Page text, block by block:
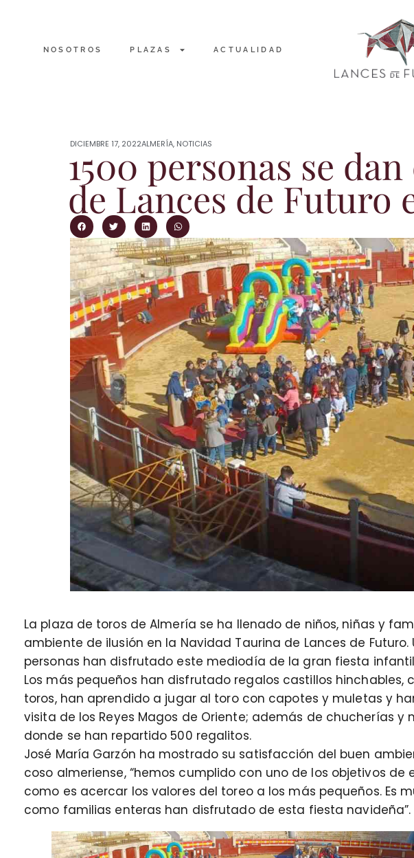
NOSOTROS PLAZAS ACTUALIDAD
DICIEMBRE 17, 2022ALMERÍA, NOTICIAS
1500 personas se
de Lances de Futuro
La plaza de toros de Almería se ha llenado de niños, niñas y
ambiente de ilusión en la Navidad Taurina de Lances de Futuro.
personas han disfrutado este mediodía de la gran fiesta
Los más pequeños han disfrutado regalos castillos hinchables,
toros, han aprendido a jugar al toro con capotes y muletas y
visita de los Reyes Magos de Oriente; además de chucherías y
donde se han repartido 500 regalitos.
José María Garzón ha mostrado su satisfacción del buen
coso almeriense, “hemos cumplido con uno de los objetivos de
como es acercar los valores del toreo a los más pequeños. Es
como familias enteras han disfrutado de esta fiesta navideña”.